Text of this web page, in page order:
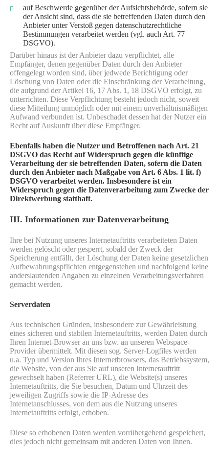
auf Beschwerde gegenüber der Aufsichtsbehörde, sofern sie
der Ansicht sind, dass die sie betreffenden Daten durch den
Anbieter unter Verstoß gegen datenschutzrechtliche
Bestimmungen verarbeitet werden (vgl. auch Art. 77
DSGVO).
Darüber hinaus ist der Anbieter dazu verpflichtet, alle
Empfänger, denen gegenüber Daten durch den Anbieter
offengelegt worden sind, über jedwede Berichtigung oder
Löschung von Daten oder die Einschränkung der Verarbeitung,
die aufgrund der Artikel 16, 17 Abs. 1, 18 DSGVO erfolgt, zu
unterrichten. Diese Verpflichtung besteht jedoch nicht, soweit
diese Mitteilung unmöglich oder mit einem unverhältnismäßigen
Aufwand verbunden ist. Unbeschadet dessen hat der Nutzer ein
Recht auf Auskunft über diese Empfänger.
Ebenfalls haben die Nutzer und Betroffenen nach Art. 21
DSGVO das Recht auf Widerspruch gegen die künftige
Verarbeitung der sie betreffenden Daten, sofern die Daten
durch den Anbieter nach Maßgabe von Art. 6 Abs. 1 lit. f)
DSGVO verarbeitet werden. Insbesondere ist ein
Widerspruch gegen die Datenverarbeitung zum Zwecke der
Direktwerbung statthaft.
III. Informationen zur Datenverarbeitung
Ihre bei Nutzung unseres Internetauftritts verarbeiteten Daten
werden gelöscht oder gesperrt, sobald der Zweck der
Speicherung entfällt, der Löschung der Daten keine gesetzlichen
Aufbewahrungspflichten entgegenstehen und nachfolgend keine
anderslautenden Angaben zu einzelnen Verarbeitungsverfahren
gemacht werden.
Serverdaten
Aus technischen Gründen, insbesondere zur Gewährleistung
eines sicheren und stabilen Internetauftritts, werden Daten durch
Ihren Internet-Browser an uns bzw. an unseren Webspace-
Provider übermittelt. Mit diesen sog. Server-Logfiles werden
u.a. Typ und Version Ihres Internetbrowsers, das Betriebssystem,
die Website, von der aus Sie auf unseren Internetauftritt
gewechselt haben (Referrer URL), die Website(s) unseres
Internetauftritts, die Sie besuchen, Datum und Uhrzeit des
jeweiligen Zugriffs sowie die IP-Adresse des
Internetanschlusses, von dem aus die Nutzung unseres
Internetauftritts erfolgt, erhoben.
Diese so erhobenen Daten werden vorrübergehend gespeichert,
dies jedoch nicht gemeinsam mit anderen Daten von Ihnen.